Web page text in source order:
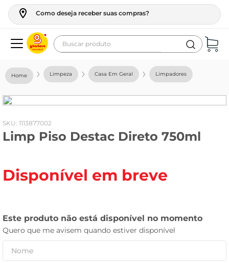
Como deseja receber suas compras?
Buscar produto
Limpeza Casa Em Geral Limpadores
: 1113877002
Limp Piso Destac Direto 750ml
Disponível em breve
geladeira
fogao
café
frango
leite pó